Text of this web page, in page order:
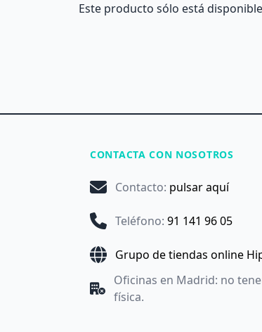
Este producto sólo está
CONTACTA CON NOSOTROS
Contacto: pulsar aquí
Teléfono: 91 141 96 05
Grupo de tiendas online
Oficinas en Madrid: no
física.